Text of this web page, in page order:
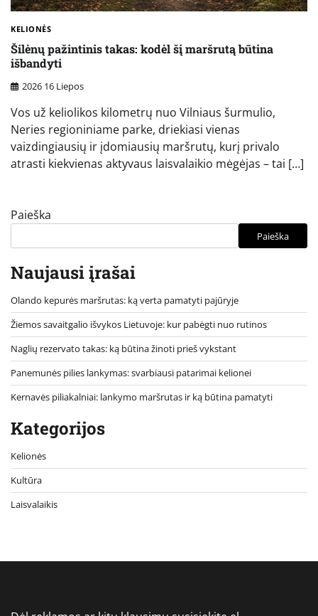
KELIONĖS
Šilėnų pažintinis takas: kodėl šį maršrutą būtina
išbandyti
2026 16 Liepos
Vos už keliolikos kilometrų nuo Vilniaus šurmulio,
Neries regioniniame parke, driekiasi vienas
vaizdingiausių ir įdomiausių maršrutų, kurį privalo
atrasti kiekvienas aktyvaus laisvalaikio mėgėjas – tai […]
Paieška
Paieška
Naujausi įrašai
Olando kepurės maršrutas: ką verta pamatyti pajūryje
Žiemos savaitgalio išvykos Lietuvoje: kur pabėgti nuo rutinos
Naglių rezervato takas: ką būtina žinoti prieš vykstant
Panemunės pilies lankymas: svarbiausi patarimai kelionei
Kernavės piliakalniai: lankymo maršrutas ir ką būtina pamatyti
Kategorijos
Kelionės
Kultūra
Laisvalaikis